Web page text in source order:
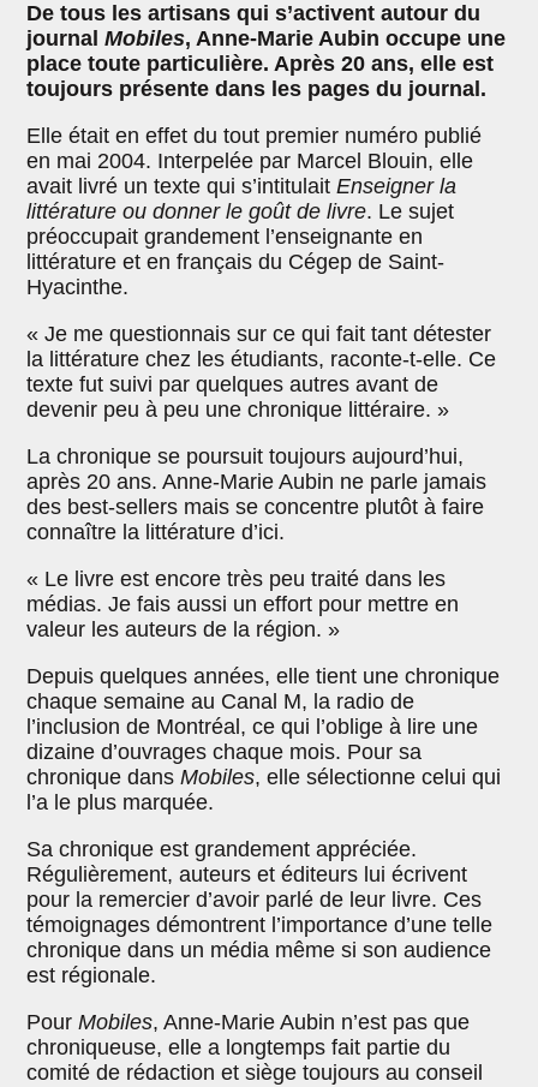
De tous les artisans qui s’activent autour du
journalMobiles, Anne-Marie Aubin occupe une
place toute particulière. Après 20 ans, elle est
toujours présente dans les pages du journal.
Elle était en effet du tout premier numéro publié
en mai 2004. Interpelée par Marcel Blouin, elle
avait livré un texte qui s’intitulaitEnseigner la
littérature ou donner le goût de livre. Le sujet
préoccupait grandement l’enseignante en
littérature et en français du Cégep de Saint-
Hyacinthe.
« Je me questionnais sur ce qui fait tant détester
la littérature chez les étudiants, raconte-t-elle. Ce
texte fut suivi par quelques autres avant de
devenir peu à peu une chronique littéraire. »
La chronique se poursuit toujours aujourd’hui,
après 20 ans. Anne-Marie Aubin ne parle jamais
des best-sellers mais se concentre plutôt à faire
connaître la littérature d’ici.
« Le livre est encore très peu traité dans les
médias. Je fais aussi un effort pour mettre en
valeur les auteurs de la région. »
Depuis quelques années, elle tient une chronique
chaque semaine au Canal M, la radio de
l’inclusion de Montréal, ce qui l’oblige à lire une
dizaine d’ouvrages chaque mois. Pour sa
chronique dansMobiles, elle sélectionne celui qui
l’a le plus marquée.
Sa chronique est grandement appréciée.
Régulièrement, auteurs et éditeurs lui écrivent
pour la remercier d’avoir parlé de leur livre. Ces
témoignages démontrent l’importance d’une telle
chronique dans un média même si son audience
est régionale.
PourMobiles, Anne-Marie Aubin n’est pas que
chroniqueuse, elle a longtemps fait partie du
comité de rédaction et siège toujours au conseil